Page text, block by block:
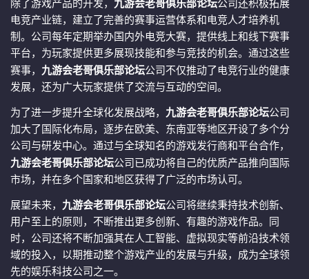
除了游戏产品的开发， 九游会老哥俱乐部论坛公司还积极拓展
电竞产业链，建立了完善的赛事运营体系和电竞人才培养机
制。公司每年定期举办国内外电竞大赛，提供线上和线下赛事
平台，为玩家提供更多展现技能和参与竞技的机会。通过这些
赛事， 九游会老哥俱乐部论坛公司不仅推动了电竞行业的健康
发展，还为广大玩家提供了交流与互动的空间。
为了进一步提升全球化发展战略， 九游会老哥俱乐部论坛公司
加大了国际化布局，逐步在欧美、东南亚等地区开设了多个分
公司与研发中心。通过与全球知名的游戏发行商和平台合作，
九游会老哥俱乐部论坛公司已成功将自己的优质产品推向国际
市场，并在多个国家和地区获得了广泛的市场认可。
展望未来， 九游会老哥俱乐部论坛公司将继续秉持技术创新、
用户至上的原则，不断推出更多创新、有趣的游戏作品。同
时，公司还将不断加强其在人工智能、虚拟现实等前沿技术领
域的投入，以期推动整个游戏产业的发展与升级，成为全球领
先的娱乐科技公司之一。